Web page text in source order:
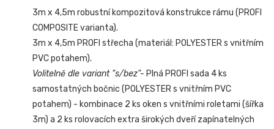
3m x 4,5m robustní kompozitová konstrukce rámu (PROFI
COMPOSITE varianta).
3m x 4,5m PROFI střecha (materiál: POLYESTER s vnitřním
PVC potahem).
Volitelně dle variant "s/bez"- Plná PROFI sada 4 ks
samostatných bočnic (POLYESTER s vnitřním PVC
potahem) - kombinace 2 ks oken s vnitřními roletami (šířka
3m) a 2 ks rolovacích extra širokých dveří zapínatelných